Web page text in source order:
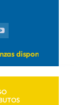
disponibles